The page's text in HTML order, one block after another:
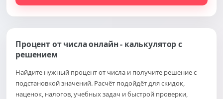
Процент от числа онлайн - калькулятор с
решением
Найдите нужный процент от числа и получите решение с
подстановкой значений. Расчёт подойдёт для скидок,
наценок, налогов, учебных задач и быстрой проверки,